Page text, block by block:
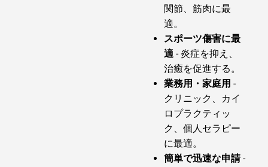
関節、筋肉に最
適。
スポーツ傷害に最
適 - 炎症を抑え、
治癒を促進する。
業務用・家庭用 -
クリニック、カイ
ロプラクティッ
ク、個人セラピー
に最適。
簡単で迅速な申請-